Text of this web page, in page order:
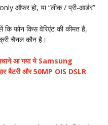
ऑफर हो, या “लीक / प्री-आर्डर”
फोन किस वेरिएंट की कीमत है,
चैनल कौन है।
आ गया ये Samsung
बैटरी और 50MP OIS DSLR